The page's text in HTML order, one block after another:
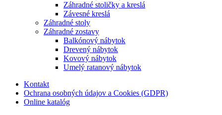
Záhradné stoličky a kreslá
Závesné kreslá
Záhradné stoly
Záhradné zostavy
Balkónový nábytok
Drevený nábytok
Kovový nábytok
Umelý ratanový nábytok
Kontakt
Ochrana osobných údajov a Cookies (GDPR)
Online katalóg